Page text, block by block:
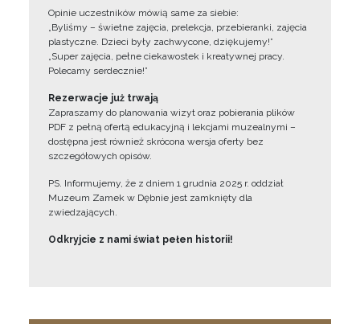
Opinie uczestników mówią same za siebie:
„Byliśmy – świetne zajęcia, prelekcja, przebieranki, zajęcia
plastyczne. Dzieci były zachwycone, dziękujemy!”
„Super zajęcia, pełne ciekawostek i kreatywnej pracy.
Polecamy serdecznie!”
Rezerwacje już trwają
Zapraszamy do planowania wizyt oraz pobierania plików
PDF z pełną ofertą edukacyjną i lekcjami muzealnymi –
dostępna jest również skrócona wersja oferty bez
szczegółowych opisów.
PS. Informujemy, że z dniem 1 grudnia 2025 r. oddział
Muzeum Zamek w Dębnie jest zamknięty dla
zwiedzających.
Odkryjcie z nami świat pełen historii!